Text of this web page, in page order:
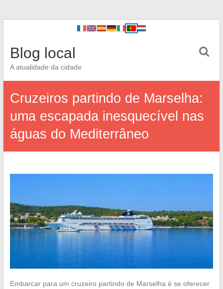
Blog local
A atualidade da cidade
Cruzeiros partindo de Marselha:
uma escapada inesquecível nas
águas do Mediterrâneo
Embarcar para um cruzeiro partindo de Marselha é se oferecer